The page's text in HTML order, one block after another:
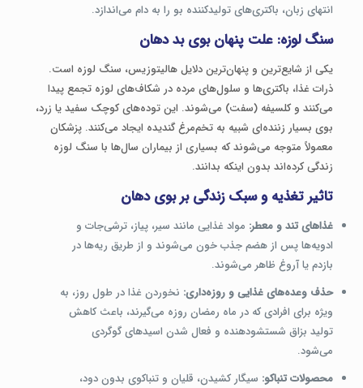
انتهای زبان، باکتری‌های تولیدکننده بو را به دام می‌اندازد.
سنگ لوزه: علت پنهان بوی بد دهان
یکی از شایع‌ترین و پنهان‌ترین دلایل هالیتوزیس، سنگ لوزه است.
ذرات غذا، باکتری‌ها و سلول‌های مرده در شکاف‌های لوزه تجمع پیدا
می‌کنند و کلسیفه (سفت) می‌شوند. این توده‌های کوچک سفید یا زرد،
بوی بسیار زننده‌ای شبیه به تخم‌مرغ گندیده ایجاد می‌کنند. پزشکان
معمولاً متوجه می‌شوند که بسیاری از بیماران سال‌ها با سنگ لوزه
زندگی کرده‌اند بدون اینکه بدانند.
تاثیر تغذیه و سبک زندگی بر بوی دهان
غذاهای تند و معطر: مواد غذایی مانند سیر، پیاز، ترشی‌جات و
ادویه‌ها پس از هضم جذب خون می‌شوند و از طریق ریه‌ها در
بازدم یا آروغ ظاهر می‌شوند.
حذف وعده‌های غذایی و روزه‌داری: نخوردن غذا در طول روز، به
ویژه برای افرادی که در ماه رمضان روزه می‌گیرند، باعث کاهش
تولید بزاق شستشودهنده و فعال شدن اسیدهای گوگردی
می‌شود.
محصولات تنباکو: سیگار کشیدن، قلیان و تنباکوی بدون دود،